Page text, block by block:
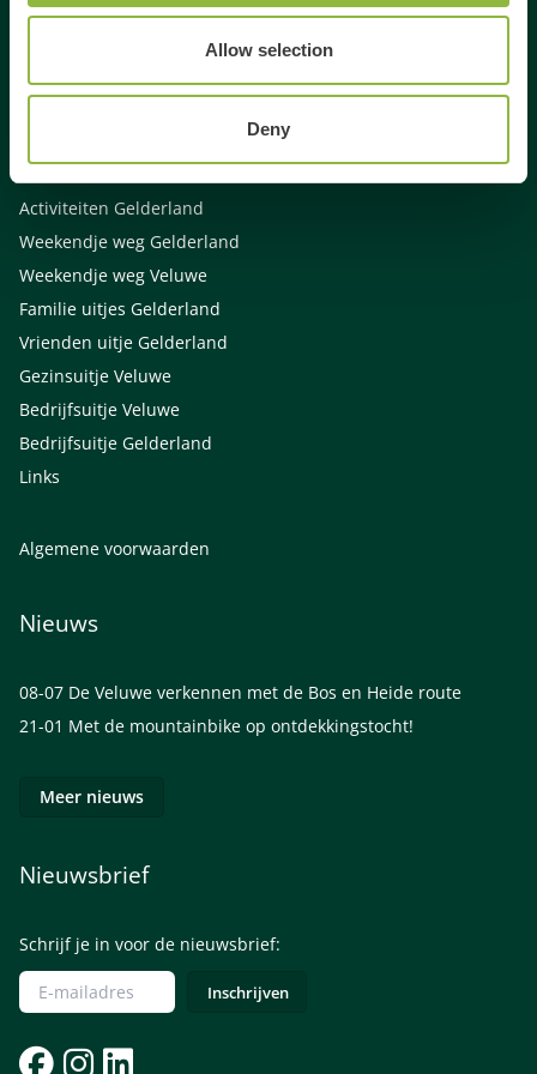
Allow selection
Deny
Gespecialiseerd in
Activiteiten Gelderland
Weekendje weg Gelderland
Weekendje weg Veluwe
Familie uitjes Gelderland
Vrienden uitje Gelderland
Gezinsuitje Veluwe
Bedrijfsuitje Veluwe
Bedrijfsuitje Gelderland
Links
Algemene voorwaarden
Nieuws
08-07 De Veluwe verkennen met de Bos en Heide route
21-01 Met de mountainbike op ontdekkingstocht!
Meer nieuws
Nieuwsbrief
Schrijf je in voor de nieuwsbrief: